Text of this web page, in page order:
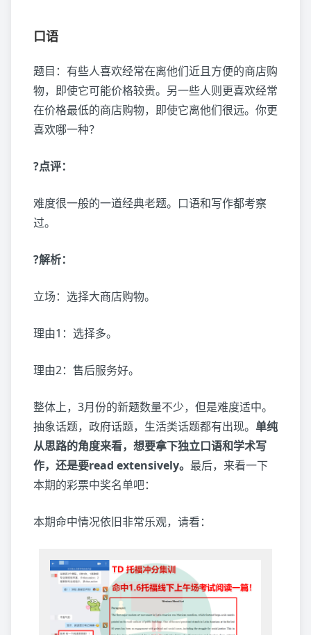
口语
题目：有些人喜欢经常在离他们近且方便的商店购
物，即使它可能价格较贵。另一些人则更喜欢经常
在价格最低的商店购物，即使它离他们很远。你更
喜欢哪一种？
?点评：
难度很一般的一道经典老题。口语和写作都考察
过。
?解析：
立场：选择大商店购物。
理由1：选择多。
理由2：售后服务好。
整体上，3月份的新题数量不少，但是难度适中。
抽象话题，政府话题，生活类话题都有出现。 单纯
从思路的角度来看，想要拿下独立口语和学术写
作，还是要read extensively。 最后，来看一下
本期的彩票中奖名单吧：
本期命中情况依旧非常乐观，请看：